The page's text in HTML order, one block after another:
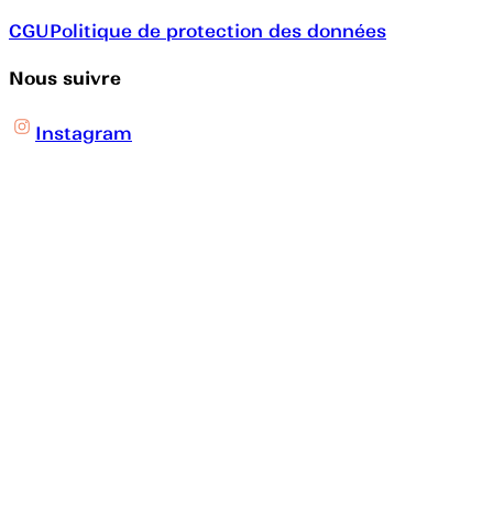
CGUPolitique de protection des données
Nous suivre
Instagram